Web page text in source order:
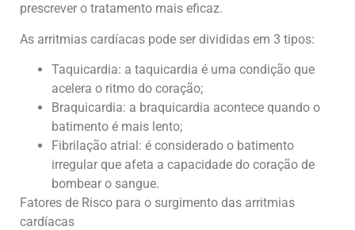
prescrever o tratamento mais eficaz.
As arritmias cardíacas pode ser divididas em 3 tipos:
Taquicardia: a taquicardia é uma condição que
acelera o ritmo do coração;
Braquicardia: a braquicardia acontece quando o
batimento é mais lento;
Fibrilação atrial: é considerado o batimento
irregular que afeta a capacidade do coração de
bombear o sangue.
Fatores de Risco para o surgimento das arritmias
cardíacas